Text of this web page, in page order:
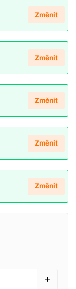
Změnit
Změnit
Změnit
Změnit
Změnit